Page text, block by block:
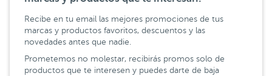
Recibe en tu email las mejores promociones de tus
marcas y productos favoritos, descuentos y las
novedades antes que nadie.
Prometemos no molestar, recibirás promos solo de
productos que te interesen y puedes darte de baja